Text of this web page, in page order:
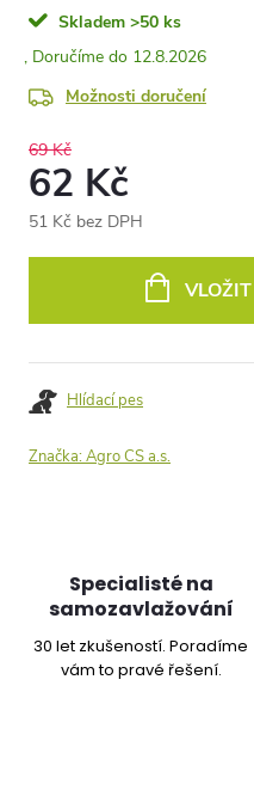
Skladem >50 ks
12.8.2026
Možnosti doručení
69 Kč
62 Kč
51 Kč bez DPH
Hlídací pes
Značka:Agro CS a.s.
Specialisté na
samozavlažování
30 let zkušeností. Poradíme
vám to pravé řešení.